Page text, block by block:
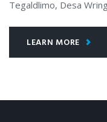
Tegaldlimo, Desa
LEARN MORE